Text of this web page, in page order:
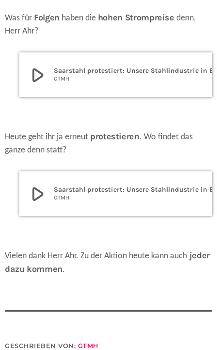
Was für Folgen haben die hohen Strompreise denn,
Herr Ahr?
play_arrow GTMH
Heute geht ihr ja erneut protestieren. Wo findet das
ganze denn statt?
play_arrow GTMH
Vielen dank Herr Ahr. Zu der Aktion heute kann auch jeder
dazu kommen.
GESCHRIEBEN VON: GTMH